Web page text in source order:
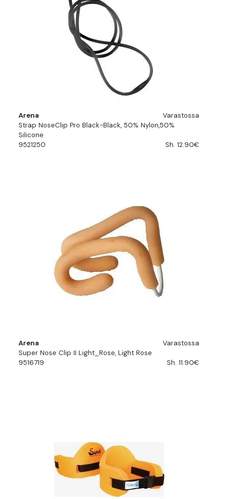
Arena
Varastossa
Strap NoseClip Pro Black-Black, 50% Nylon,50%
Silicone
9521250
Sh. 12.90€
Arena
Varastossa
Super Nose Clip II Light_Rose, Light Rose
9516719
Sh. 11.90€